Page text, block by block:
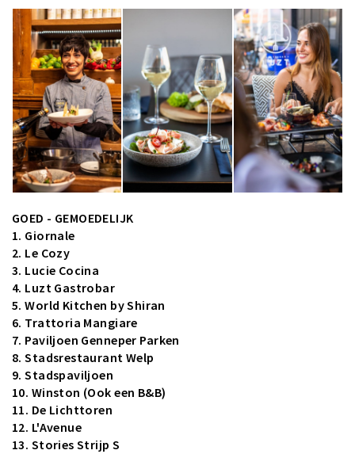
GOED - GEMOEDELIJK
1. Giornale
2. Le Cozy
3. Lucie Cocina
4. Luzt Gastrobar
5. World Kitchen by Shiran
6. Trattoria Mangiare
7. Paviljoen Genneper Parken
8.Stadsrestaurant Welp
9.Stadspaviljoen
10. Winston (Ook een B&B)
11. De Lichttoren
12. L'Avenue
13. Stories Strijp S